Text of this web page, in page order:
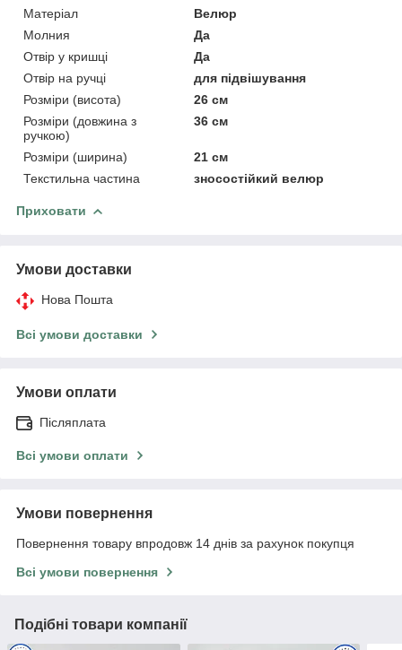
Матеріал
Велюр
Молния
Да
Отвір у кришці
Да
Отвір на ручці
для підвішування
Розміри (висота)
26 см
Розміри (довжина з
ручкою)
36 см
Розміри (ширина)
21 см
Текстильна частина
зносостійкий велюр
Приховати
Умови доставки
Нова Пошта
Всі умови доставки
Умови оплати
Післяплата
Всі умови оплати
Умови повернення
Повернення товару впродовж 14 днів за рахунок покупця
Всі умови повернення
Подібні товари компанії